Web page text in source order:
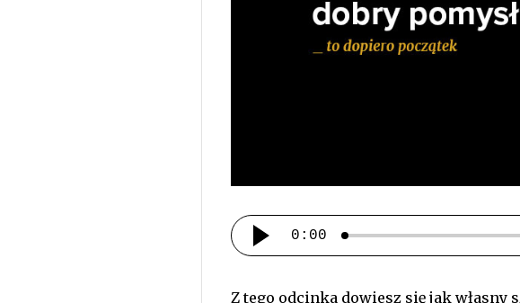
0:00
Z tego odcinka dowiesz się jak